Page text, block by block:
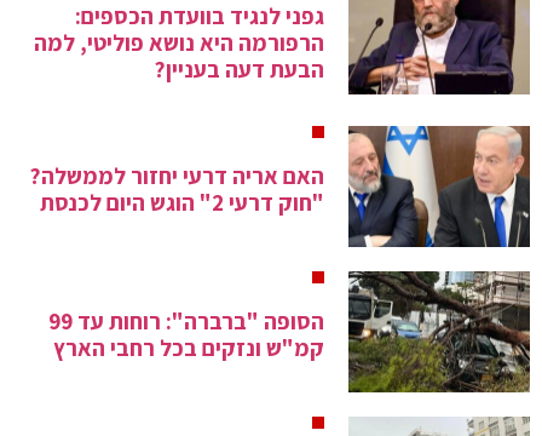
גפני לנגיד בוועדת הכספים:
הרפורמה היא נושא פוליטי, למה
הבעת דעה בעניין?
האם אריה דרעי יחזור לממשלה?
"חוק דרעי 2" הוגש היום לכנסת
הסופה "ברברה": רוחות עד 99
קמ"ש ונזקים בכל רחבי הארץ